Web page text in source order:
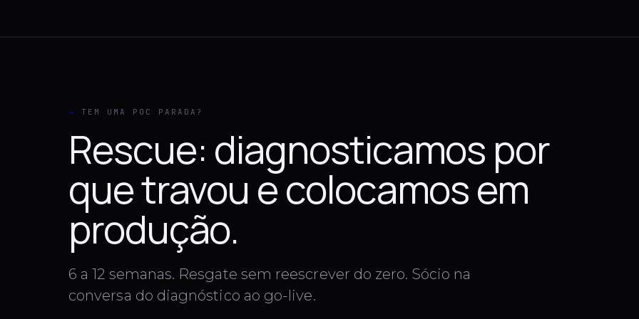
→ TEM UMA POC PARADA?
Rescue: diagnosticamos por
que travou e colocamos em
produção.
6 a 12 semanas. Resgate sem reescrever do zero. Sócio na
conversa do diagnóstico ao go-live.